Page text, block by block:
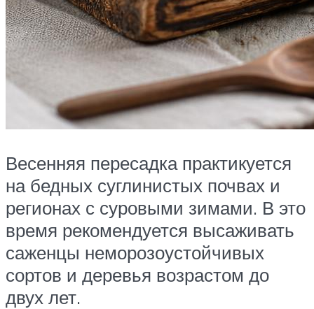
Весенняя пересадка практикуется
на бедных суглинистых почвах и
регионах с суровыми зимами. В это
время рекомендуется высаживать
саженцы неморозоустойчивых
сортов и деревья возрастом до
двух лет.